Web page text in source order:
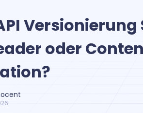
oder